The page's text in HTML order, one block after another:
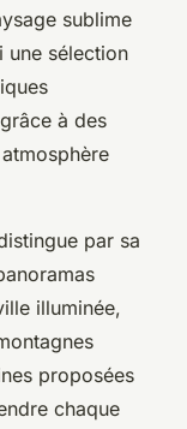
sublime
une sélection
à des
par sa
illuminée,
proposées
chaque